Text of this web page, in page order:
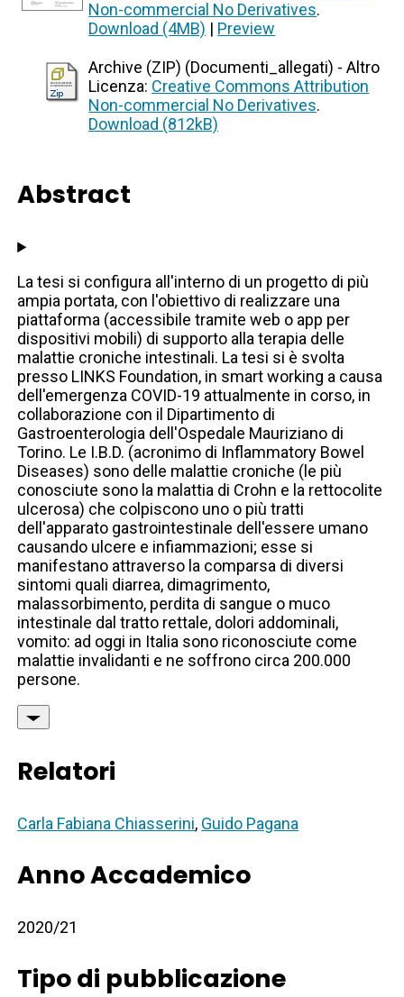
Non-commercial No Derivatives.
Download (4MB) | Preview
Archive (ZIP) (Documenti_allegati) - Altro
Licenza: Creative Commons Attribution
Non-commercial No Derivatives.
Download (812kB)
Abstract
La tesi si configura all'interno di un progetto di più
ampia portata, con l'obiettivo di realizzare una
piattaforma (accessibile tramite web o app per
dispositivi mobili) di supporto alla terapia delle
malattie croniche intestinali. La tesi si è svolta
presso LINKS Foundation, in smart working a causa
dell'emergenza COVID-19 attualmente in corso, in
collaborazione con il Dipartimento di
Gastroenterologia dell'Ospedale Mauriziano di
Torino. Le I.B.D. (acronimo di Inflammatory Bowel
Diseases) sono delle malattie croniche (le più
conosciute sono la malattia di Crohn e la rettocolite
ulcerosa) che colpiscono uno o più tratti
dell'apparato gastrointestinale dell'essere umano
causando ulcere e infiammazioni; esse si
manifestano attraverso la comparsa di diversi
sintomi quali diarrea, dimagrimento,
malassorbimento, perdita di sangue o muco
intestinale dal tratto rettale, dolori addominali,
vomito: ad oggi in Italia sono riconosciute come
malattie invalidanti e ne soffrono circa 200.000
persone.
Relatori
Carla Fabiana Chiasserini, Guido Pagana
Anno Accademico
2020/21
Tipo di pubblicazione